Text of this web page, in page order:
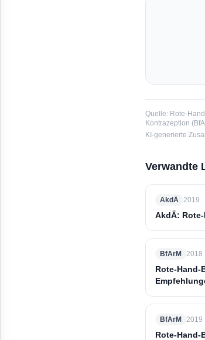
Quelle: Rote-
Kontrazeption (
KI-generierte
Verwandte
AkdÄ 2019
AkdÄ:
BfArM 2018
Rote-Hand-
BfArM 2019
Rote-